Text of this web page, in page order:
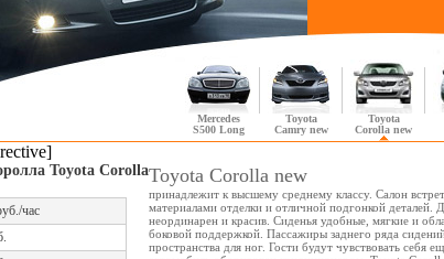
Mercedes
S500 Long
Toyota
Camry new
Toyota
Corolla new
Toyota Corolla
час
Toyota Corolla new
принадлежит к высшему среднему классу. Салон
материалами отделки и отличной подгонкой деталей.
неординарен и красив. Сиденья удобные, мягкие и
боковой поддержкой. Пассажиры заднего ряда
пространства для ног. Гости будут чувствовать себя